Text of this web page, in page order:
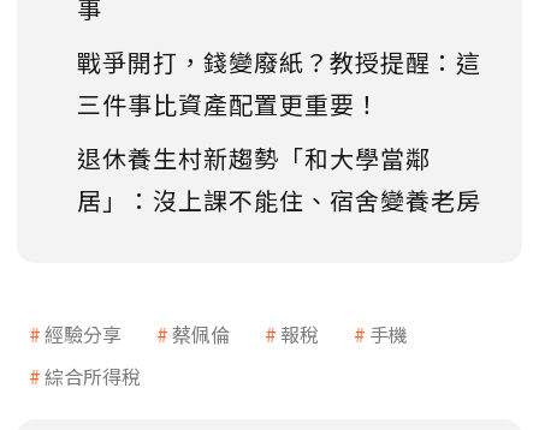
事
戰爭開打，錢變廢紙？教授提醒：這
三件事比資產配置更重要！
退休養生村新趨勢「和大學當鄰
居」：沒上課不能住、宿舍變養老房
經驗分享 蔡佩倫 報稅
手機
綜合所得稅